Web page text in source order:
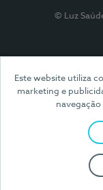
Este website utiliza
marketing e
navegação
© Luz